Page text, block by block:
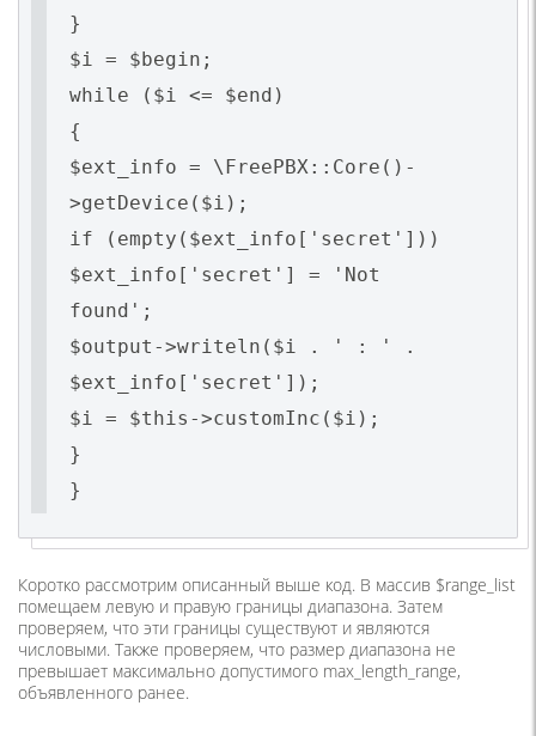
}
$i = $begin;
while ($i <= $end)
{
$ext_info = \FreePBX::Core()-
>getDevice($i);
if (empty($ext_info['secret']))
$ext_info['secret'] = 'Not
found';
$output->writeln($i . ' : ' .
$ext_info['secret']);
$i = $this->customInc($i);
}
}
Коротко рассмотрим описанный выше код. В массив $range_list
помещаем левую и правую границы диапазона. Затем
проверяем, что эти границы существуют и являются
числовыми. Также проверяем, что размер диапазона не
превышает максимально допустимого max_length_range,
объявленного ранее.